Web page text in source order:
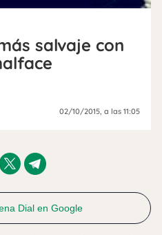
salvaje con
02/10/2015, a las 11:05
Dial en Google